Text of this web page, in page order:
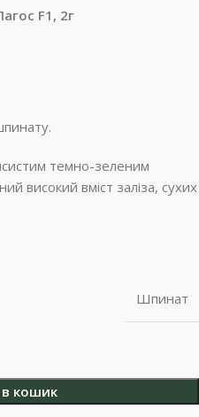
F1, 2г
темно-зеленим
високий вміст заліза, сухих
Шпинат
кошик